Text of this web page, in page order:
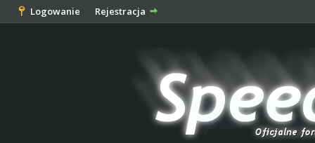
Logowanie Rejestracja